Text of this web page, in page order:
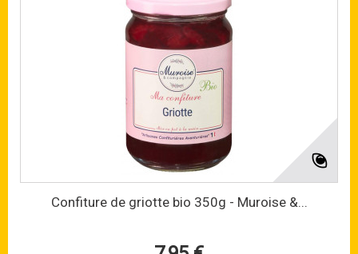
Confiture de griotte bio 350g - Muroise &...